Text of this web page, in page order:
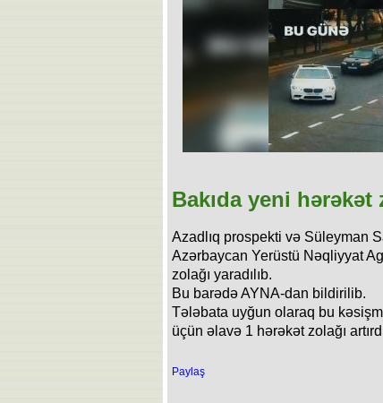
Bakıda yeni hərəkət
Azadlıq prospekti və Süleyman
Azərbaycan Yerüstü Nəqliyyat
zolağı yaradılıb.
Bu barədə AYNA-dan bildirilib.
Tələbata uyğun olaraq bu
üçün əlavə 1 hərəkət zolağı
Paylaş